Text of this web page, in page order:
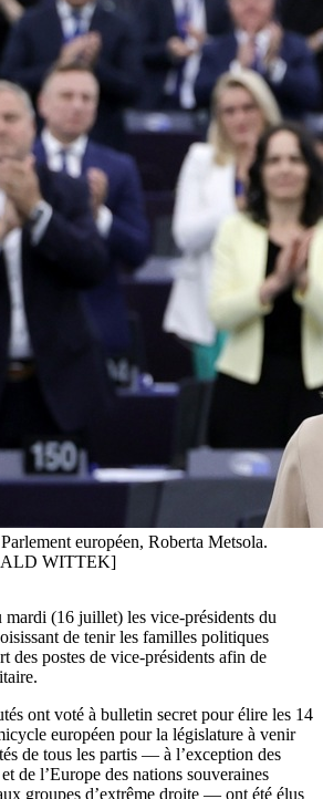
européen, Roberta Metsola.
WITTEK]
mardi (16 juillet) les vice-présidents du
de tenir les familles politiques
des postes de vice-présidents afin de
ont voté à bulletin secret pour élire les 14
européen pour la législature à venir
de tous les partis — à l’exception des
de l’Europe des nations souveraines
groupes d’extrême droite — ont été élus